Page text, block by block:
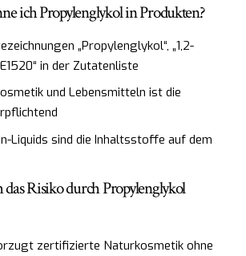
ich Propylenglykol in Produkten?
„Propylenglykol“, „1,2-
in der Zutatenliste
und Lebensmitteln ist die
Liquids sind die Inhaltsstoffe auf dem
Risiko durch Propylenglykol
zertifizierte Naturkosmetik ohne